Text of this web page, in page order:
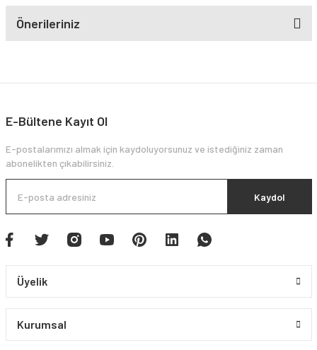
Önerileriniz
E-Bültene Kayıt Ol
E-postalarımızı almak için kaydoluyorsunuz ve istediğiniz zaman
abonelikten çıkabilirsiniz.
Kaydol
Üyelik
Kurumsal